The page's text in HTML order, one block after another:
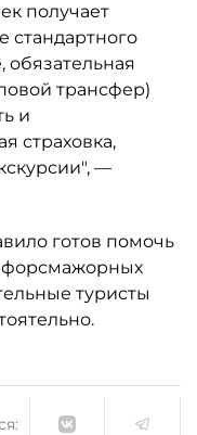
получает
стандартного
трансфер)
и
страховка,
—
готов помочь
форсмажорных
туристы